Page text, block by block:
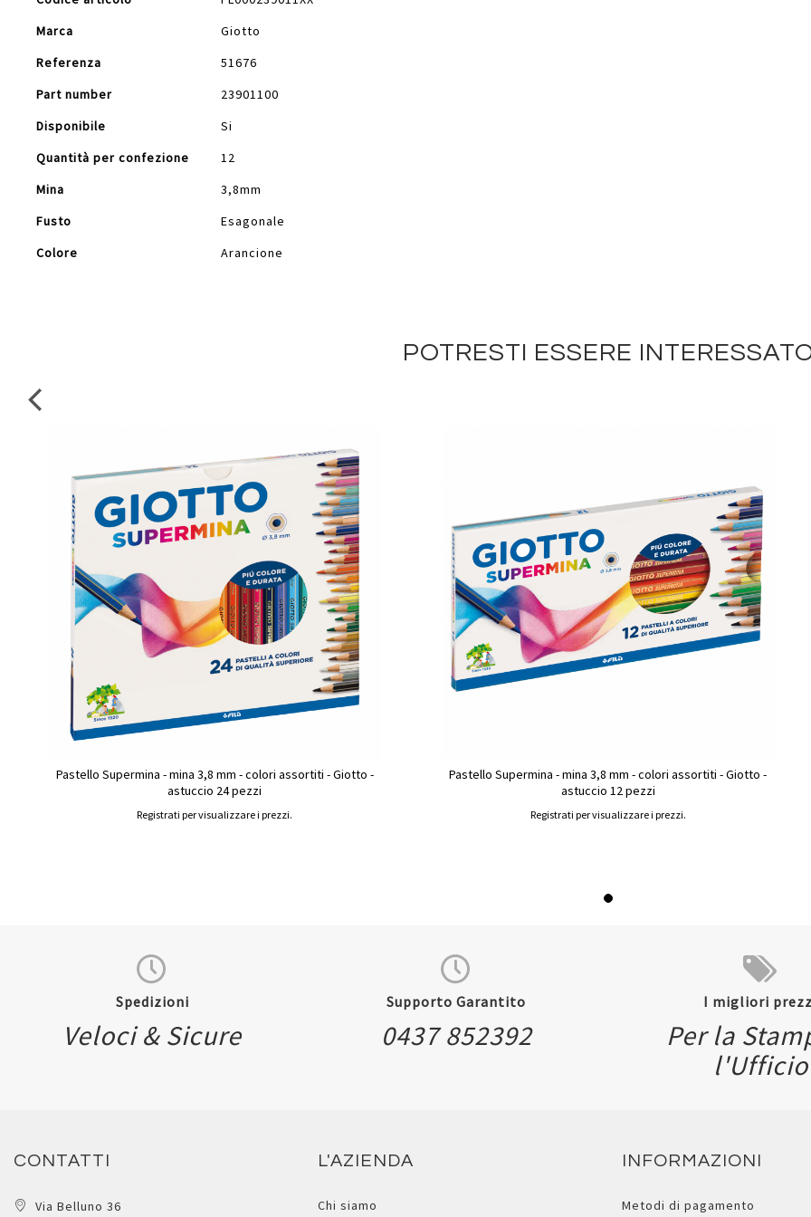
Marca
Giotto
Referenza
51676
Part number
23901100
Disponibile
Si
Quantità per confezione
12
Mina
3,8mm
Fusto
Esagonale
Colore
Arancione
POTRESTI ESSERE
Pastello Supermina - mina 3,8 mm - colori assortiti - Giotto -
astuccio 24 pezzi
Registrati per visualizzare i prezzi.
Pastello Supermina - mina 3,8 mm - colori assortiti - Giotto -
astuccio 12 pezzi
Registrati per visualizzare i prezzi.
Spedizioni
Veloci & Sicure
Supporto Garantito
0437 852392
I migliori
Per la
l'Ufficio
CONTATTI
Via Belluno 36
L'AZIENDA
Chi siamo
INFORMAZIONI
Metodi di pagamento